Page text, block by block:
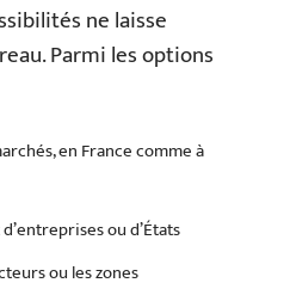
ne laisse
Parmi les options
en France comme à
ou d’États
ou les zones